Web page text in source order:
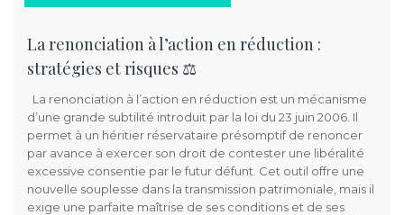
La renonciation à l’action en réduction :
stratégies et risques ⚖️
La renonciation à l’action en réduction est un mécanisme
d’une grande subtilité introduit par la loi du 23 juin 2006. Il
permet à un héritier réservataire présomptif de renoncer
par avance à exercer son droit de contester une libéralité
excessive consentie par le futur défunt. Cet outil offre une
nouvelle souplesse dans la transmission patrimoniale, mais il
exige une parfaite maîtrise de ses conditions et de ses